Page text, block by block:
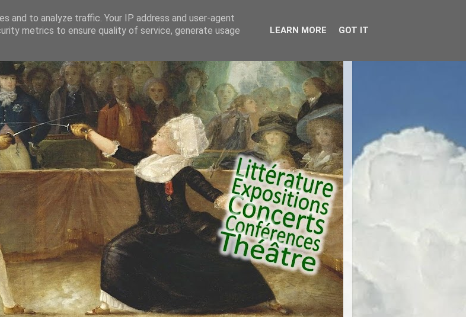
and to analyze traffic. Your IP address and user-agent
metrics to ensure quality of service, generate usage
LEARN MORE GOT IT